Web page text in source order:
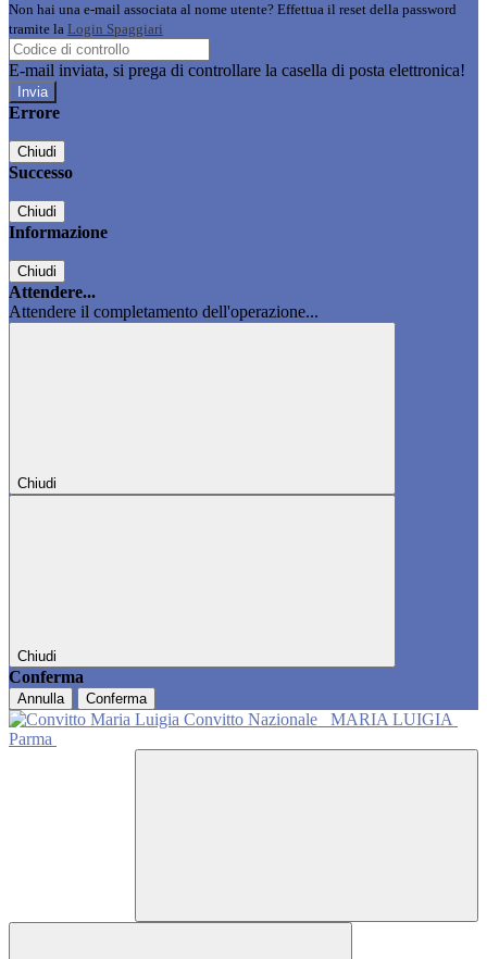
Non hai una e-mail associata al nome utente? Effettua il reset della password
tramite la Login Spaggiari
E-mail inviata, si prega di controllare la casella di posta elettronica!
Errore
Chiudi
Successo
Chiudi
Informazione
Chiudi
Attendere...
Attendere il completamento dell'operazione...
Chiudi
Chiudi
Conferma
Annulla Conferma
Convitto Nazionale
MARIA LUIGIA
Parma